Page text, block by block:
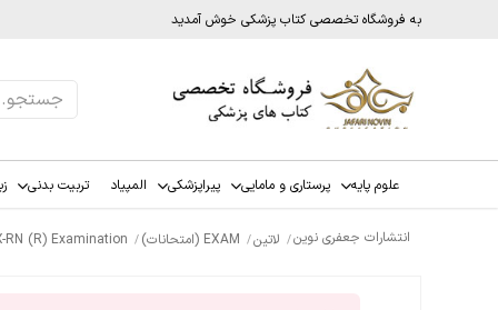
به فروشگاه تخصصی کتاب پزشکی خوش آمدید
علوم پایه پرستاری و مامایی پیراپزشکی المپیاد تربیت بدنی
انتشارات جعفری نوین لاتین EXAM (امتحانات) (R) Examination